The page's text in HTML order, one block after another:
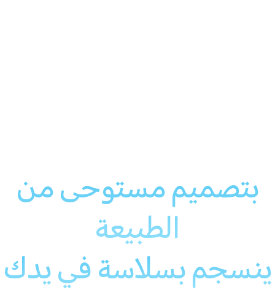
بتصميم مستوحى من
الطبيعة
ينسجم بسلاسة في يدك